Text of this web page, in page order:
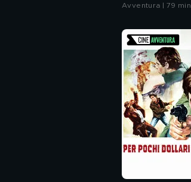
Avventura | 79 min